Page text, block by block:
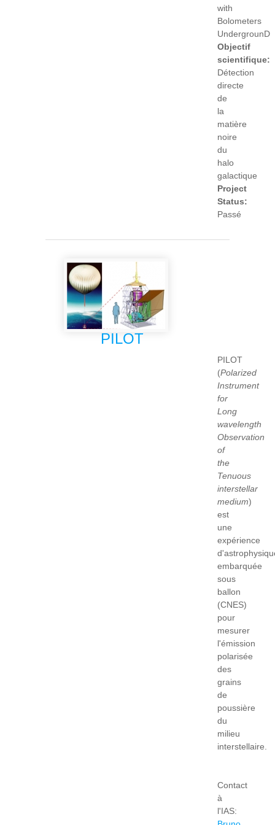
with
Bolometers
UndergrounD
Objectif
scientifique:
Détection
directe
de
la
matière
noire
du
halo
galactique
Project
Status:
Passé
PILOT
PILOT
(Polarized
Instrument
for
Long
wavelength
Observation
of
the
Tenuous
interstellar
medium)
est
une
expérience
embarquée
sous
ballon
(CNES)
pour
mesurer
l'émission
polarisée
des
grains
de
poussière
du
milieu
interstellaire.
Contact
à
l'IAS: